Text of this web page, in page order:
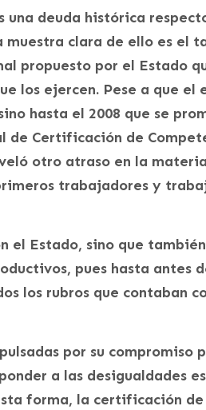
una deuda histórica
clara de ello es el
propuesto por el Estado
los ejercen. Pese a que el
hasta el 2008 que se
de Certificación de
otro atraso en la
trabajadores y
el Estado, sino que
pues hasta antes
los rubros que contaban
por su compromiso
a las desigualdades
forma, la certificación